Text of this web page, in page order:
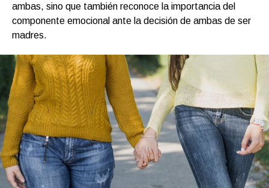
ambas, sino que también reconoce la importancia del
componente emocional ante la decisión de ambas de ser
madres.